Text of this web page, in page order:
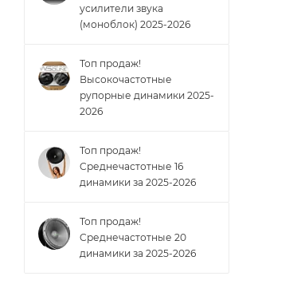
усилители звука
(моноблок) 2025-2026
Топ продаж!
Высокочастотные
рупорные динамики 2025-
2026
Топ продаж!
Cреднечастотные 16
динамики за 2025-2026
Топ продаж!
Cреднечастотные 20
динамики за 2025-2026